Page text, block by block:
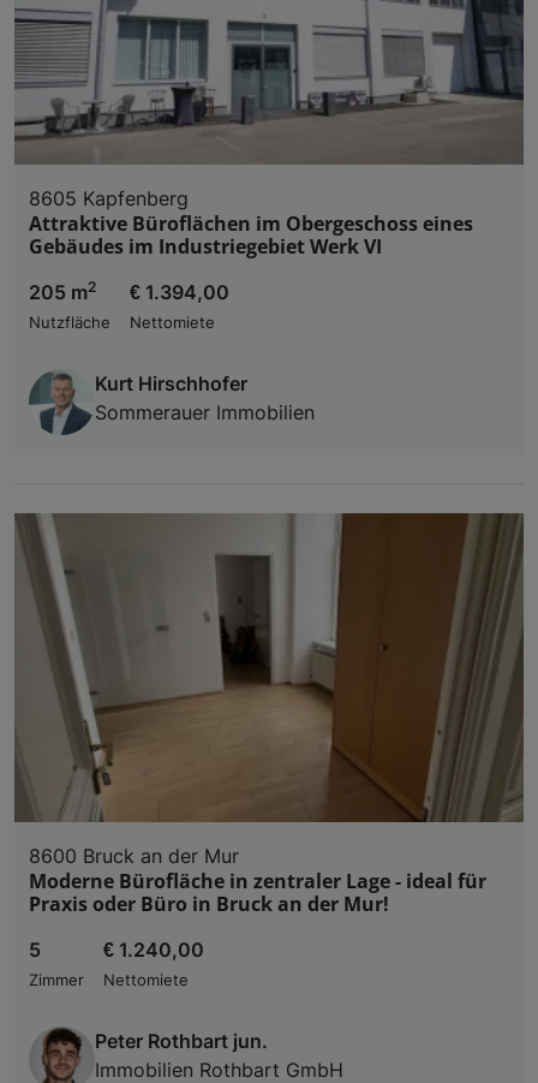
8605 Kapfenberg
Attraktive Büroflächen im Obergeschoss eines
Gebäudes im Industriegebiet Werk VI
205 m2
Nutzfläche
€ 1.394,00
Nettomiete
Kurt Hirschhofer
Sommerauer Immobilien
8600 Bruck an der Mur
Moderne Bürofläche in zentraler Lage - ideal für
Praxis oder Büro in Bruck an der Mur!
5
Zimmer
€ 1.240,00
Nettomiete
Peter Rothbart jun.
Immobilien Rothbart GmbH